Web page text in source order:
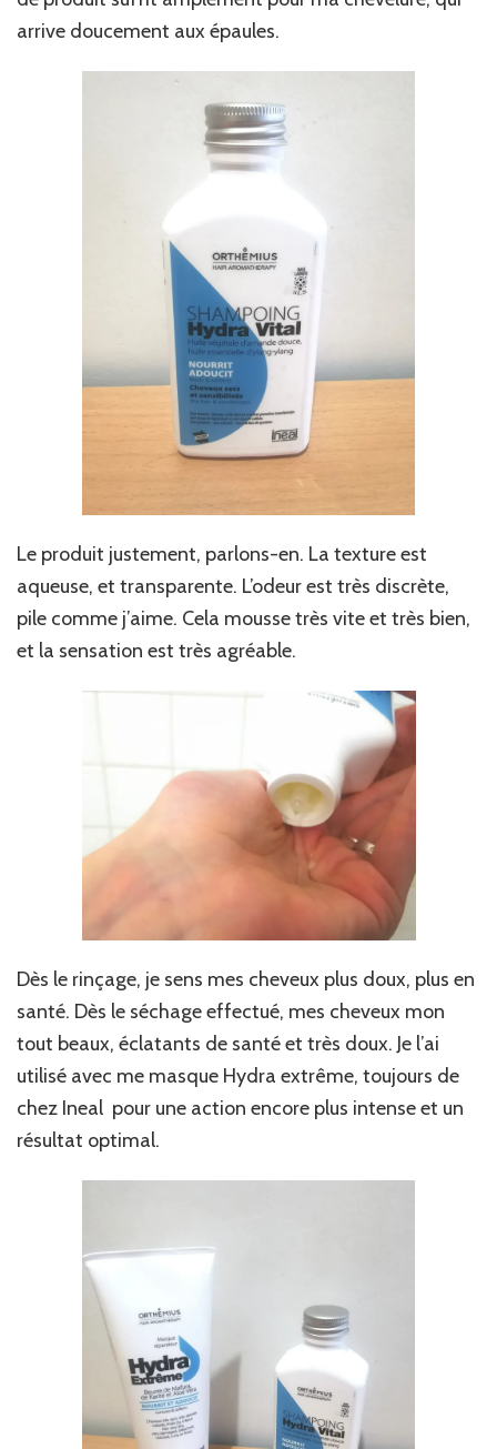
arrive doucement aux épaules.
Le produit justement, parlons-en. La texture est
aqueuse, et transparente. L’odeur est très discrète,
pile comme j’aime. Cela mousse très vite et très bien,
et la sensation est très agréable.
Dès le rinçage, je sens mes cheveux plus doux, plus en
santé. Dès le séchage effectué, mes cheveux mon
tout beaux, éclatants de santé et très doux. Je l’ai
utilisé avec me masque Hydra extrême, toujours de
chez Ineal pour une action encore plus intense et un
résultat optimal.